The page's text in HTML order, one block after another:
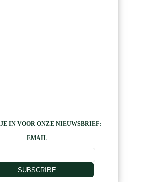
IN VOOR ONZE NIEUWSBRIEF:
EMAIL
SUBSCRIBE